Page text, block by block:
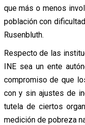
que más o menos
población con
Rusenbluth.
Respecto de las
INE sea un ente
compromiso de que
con y sin ajustes de
tutela de ciertos
medición de pobreza